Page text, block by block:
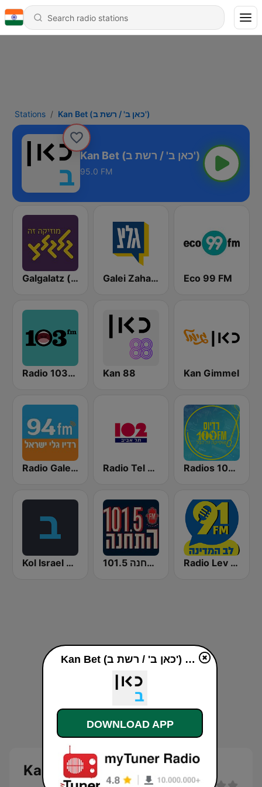
Stations Kan Bet (כאן ב' / רשת ב')
Kan Bet (כאן ב' / רשת ב')
95.0 FM
Galgalatz (גלגלצ רדיו) Galei Zahal (גלי צה"ל) Eco 99 FM
Radio 103FM Kan 88 Kan Gimmel
Radio Galey Israel (רדיו גלי ישראל) Radio Tel Aviv 102FM (רדיו תל אביב) Radios 100FM (רדיוס)
Kol Israel Reshet Bet התחנה 101.5 Radio Lev HaMedina 91 FM (לב המדינה)
Kan Bet (כאן ב' / רשת ב') online
DOWNLOAD APP